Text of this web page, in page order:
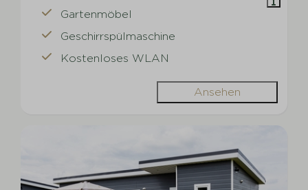
Gartenmöbel
Geschirrspülmaschine
Kostenloses WLAN
Ansehen